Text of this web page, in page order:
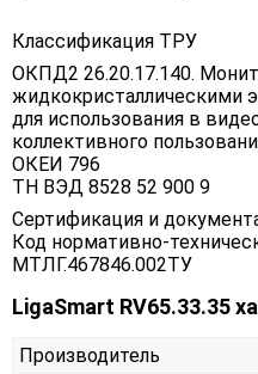
Классификация ТРУ
ОКПД2 26.20.17.140.
жидкокристаллическими
для использования в
коллективного
ОКЕИ 796
ТН ВЭД 8528 52 900 9
Сертификация и
Код нормативно-
МТЛГ.467846.002ТУ
LigaSmart RV65.33.35
Производитель